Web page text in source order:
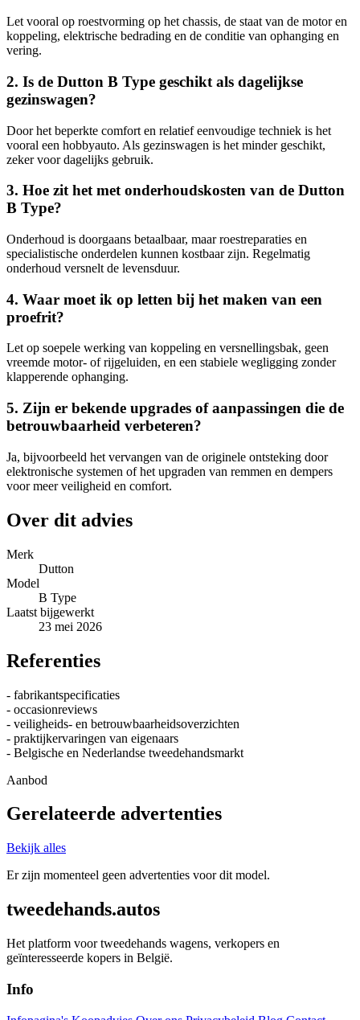
Let vooral op roestvorming op het chassis, de staat van de motor en
koppeling, elektrische bedrading en de conditie van ophanging en
vering.
2. Is de Dutton B Type geschikt als dagelijkse
gezinswagen?
Door het beperkte comfort en relatief eenvoudige techniek is het
vooral een hobbyauto. Als gezinswagen is het minder geschikt,
zeker voor dagelijks gebruik.
3. Hoe zit het met onderhoudskosten van de Dutton
B Type?
Onderhoud is doorgaans betaalbaar, maar roestreparaties en
specialistische onderdelen kunnen kostbaar zijn. Regelmatig
onderhoud versnelt de levensduur.
4. Waar moet ik op letten bij het maken van een
proefrit?
Let op soepele werking van koppeling en versnellingsbak, geen
vreemde motor- of rijgeluiden, en een stabiele wegligging zonder
klapperende ophanging.
5. Zijn er bekende upgrades of aanpassingen die de
betrouwbaarheid verbeteren?
Ja, bijvoorbeeld het vervangen van de originele ontsteking door
elektronische systemen of het upgraden van remmen en dempers
voor meer veiligheid en comfort.
Over dit advies
Merk
Dutton
Model
B Type
Laatst bijgewerkt
23 mei 2026
Referenties
- fabrikantspecificaties
- occasionreviews
- veiligheids- en betrouwbaarheidsoverzichten
- praktijkervaringen van eigenaars
- Belgische en Nederlandse tweedehandsmarkt
Aanbod
Gerelateerde advertenties
Bekijk alles
Er zijn momenteel geen advertenties voor dit model.
tweedehands.autos
Het platform voor tweedehands wagens, verkopers en
geïnteresseerde kopers in België.
Info